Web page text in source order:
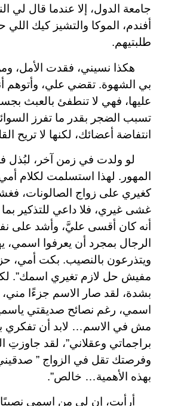
جامعة الدول، إلا عندما قال لي
أفندم، الموكا والتشيز كيك
طلبتيهم.
هكذا نسيني، فقدت الأمل،
بي الشهوة. تقضي علي، وأتوهم
عليها، فهي لا تنطفئ بالعبث
تسبب الضجر بقدر ما تفرز
انتفاضة أعضائك، لكنها لا تريح
لو ولدت في زمن آخر، لبُذل
المهور. لهذا استسلمت لكلام
كغيري على زواج الصالونات،
غشى غيري، فلا داعي للتذكير بما
أنه كان أقسى عليَّ، وأشد على
الرجال بمجرد أن يعرفوا اسمي،
ويتذرعون بالنصيب. بكت أمي،
مفيش حل لازم تغيري اسمك”.
بشدة، لقد صار الاسم جزءًا مني،
اسمي، رغم نصائح صديقتي
مش في الاسم… لابد أن تفكري
براجماتي وعقلاني”، لقد جاوزتِ
وفرصتك تقل في الزواج ”
بهذه الأهمية… خالص”.
أرأيت، إن لي من اسمي